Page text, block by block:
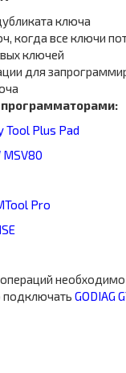
ключа
когда все ключи
ключей
для
Tool Plus Pad
MSV80
Pro
необходимо
подключать GODIAG